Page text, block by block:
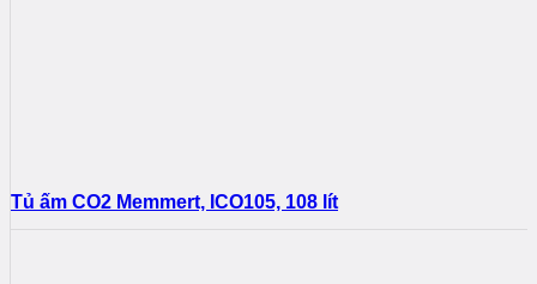
Tủ ấm CO2 Memmert, ICO105, 108 lít